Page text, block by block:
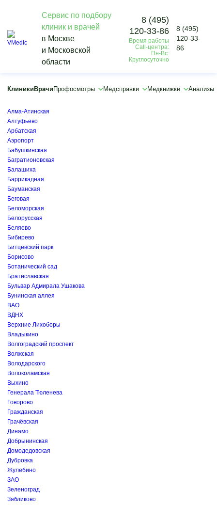
Сервис по подбору
клиник и врачей
в Москве
и Московской
области
8 (495)
120-33-86
Время работы
Call-центра:
Пн-Вс:
Круглосуточно
8 (495)
120-33-
86
Клиники Врачи Профосмотры Медсправки Медкнижки Анализы
Vmedic
Клиники
Академическая
Алма-Атинская
Алтуфьево
Арбатская
Аэропорт
Бабушкинская
Багратионовская
Балашиха
Баррикадная
Бауманская
Беговая
Беломорская
Белорусская
Беляево
Бибирево
Битцевский парк
Борисово
Ботанический сад
Братиславская
Бульвар Адмирала Ушакова
Бунинская аллея
ВАО
ВДНХ
Верхние Лихоборы
Владыкино
Волгоградский проспект
Волжская
Володарского
Волоколамская
Выхино
Генерала Тюленева
Говорово
Гражданская
Грачёвская
Динамо
Добрынинская
Домодедовская
Дубровка
Жулебино
ЗАО
Зеленоград
Зябликово